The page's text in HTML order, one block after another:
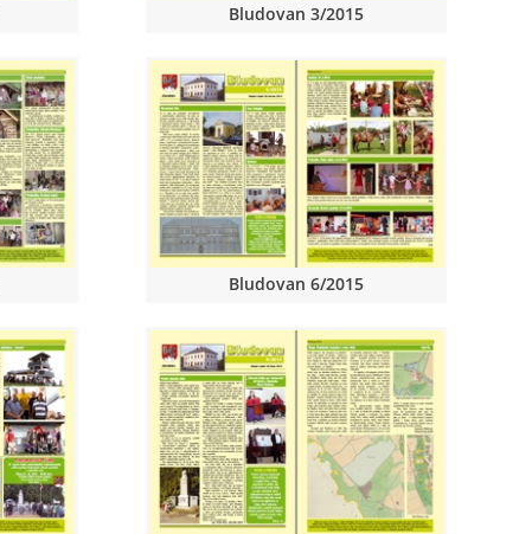
Bludovan 3/2015
Bludovan 6/2015